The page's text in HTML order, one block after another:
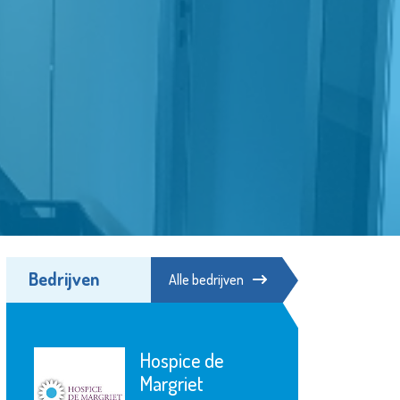
Bedrijven Alle bedrijven
Schuldhulpmaatje
Bekijk de pagina